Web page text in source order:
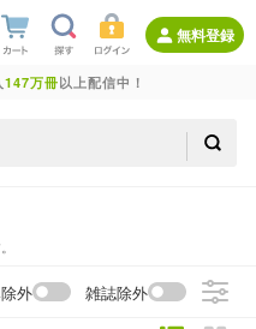
無料登録
147万冊以上配信中！
外 雑誌除外